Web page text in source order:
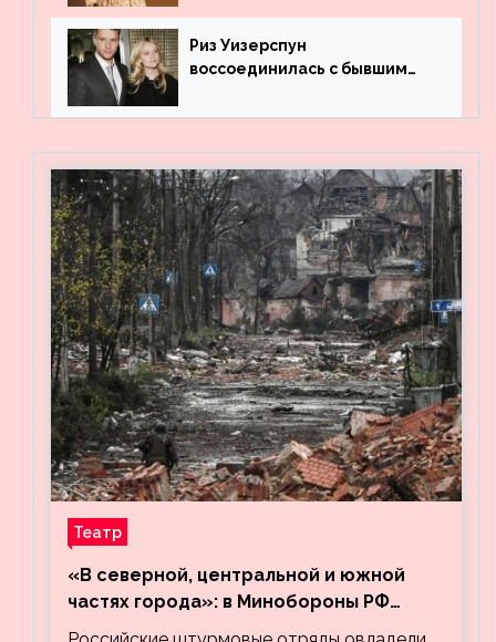
Риз Уизерспун
воссоединилась с бывшим
Театр
«В северной, центральной и южной
частях города»: в Минобороны РФ
заявили об освобождении ещё трёх